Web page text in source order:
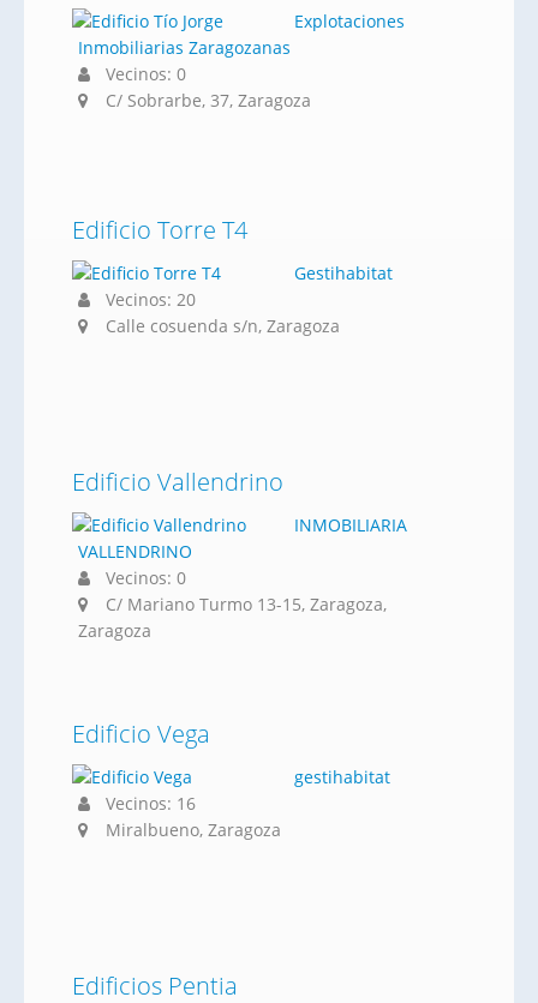
Explotaciones
Inmobiliarias Zaragozanas
Vecinos: 0
C/ Sobrarbe, 37, Zaragoza
Edificio Torre T4
Gestihabitat
Vecinos: 20
Calle cosuenda s/n, Zaragoza
Edificio Vallendrino
INMOBILIARIA
VALLENDRINO
Vecinos: 0
C/ Mariano Turmo 13-15, Zaragoza,
Zaragoza
Edificio Vega
gestihabitat
Vecinos: 16
Miralbueno, Zaragoza
Edificios Pentia